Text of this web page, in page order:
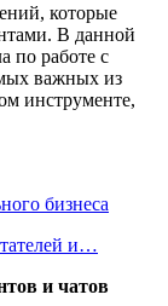
которые
В данной
по работе с
важных из
инструменте,
бизнеса
и…
и чатов